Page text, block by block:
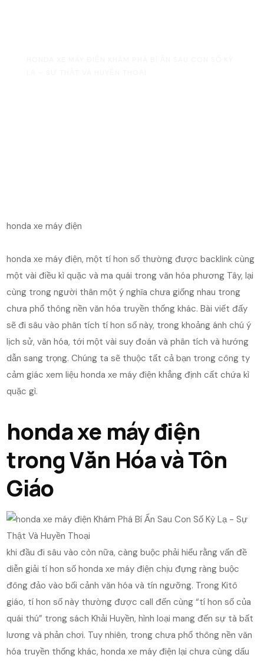
honda xe máy điện
honda xe máy điện, một tí hon số thường được backlink cùng
một vài điều kì quặc và ma quái trong văn hóa phương Tây, lại
cùng trong người thân một ý nghĩa chưa giống nhau trong
chưa phổ thông nền văn hóa truyền thống khác. Bài viết đấy
sẽ đi sâu vào phân tích tí hon số này, trong khoảng ánh chú ý
lịch sử, văn hóa, tới một vài suy đoán và phân tích và hướng
dẫn sang trọng. Chúng ta sẽ thuộc tất cả bạn trong công ty
cảm giác xem liệu honda xe máy điện khẳng định cất chứa kì
quặc gì.
honda xe máy điện
trong Văn Hóa và Tôn
Giáo
khi đầu đi sâu vào còn nữa, càng buộc phải hiểu rằng vấn đề
diễn giải tí hon số honda xe máy điện chịu đựng ràng buộc
đông đảo vào bối cảnh văn hóa và tín ngưỡng. Trong Kitô
giáo, tí hon số này thường được call đến cùng “tí hon số của
quái thú” trong sách Khải Huyền, hình loại mang đến sự tà bất
lương và phản chơi. Tuy nhiên, trong chưa phổ thông nền văn
hóa truyền thống khác, honda xe máy điện lại chưa cùng dấu